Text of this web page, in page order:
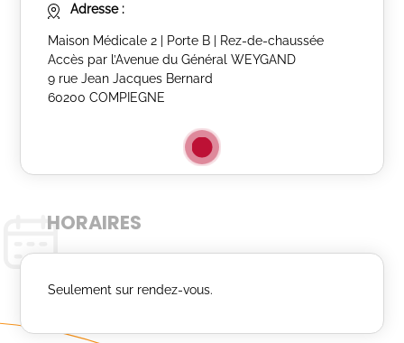
Adresse :
Maison Médicale 2 | Porte B | Rez-de-chaussée
Accès par l’Avenue du Général WEYGAND
9 rue Jean Jacques Bernard
60200 COMPIEGNE
HORAIRES
Seulement sur rendez-vous.